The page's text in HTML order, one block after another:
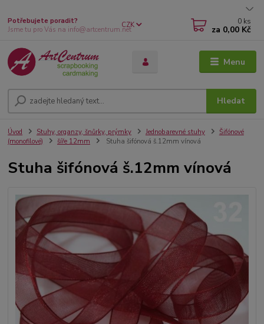
Menu
CZK
Hledat
Potřebujete poradit?
Jsme tu pro Vás na info@artcentrum.net
0 ks
za 0,00 Kč
Úvod Stuhy, organzy, šnůrky, prýmky Jednobarevné stuhy
Šifónové
(monofilové)
šíře 12mm Stuha šifónová š.12mm vínová
Stuha šifónová š.12mm vínová